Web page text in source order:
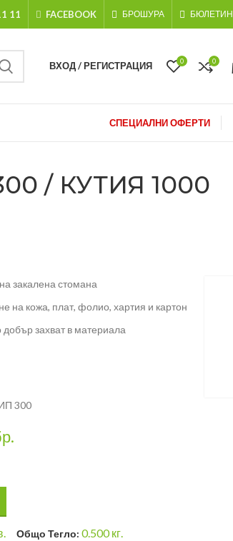
11 FACEBOOK БРОШУРА БЮЛЕТИН
ВХОД / РЕГИСТРАЦИЯ 0 0
СПЕЦИАЛНИ ОФЕРТИ
/ КУТИЯ 1000
закалена стомана
на кожа, плат, фолио, хартия и картон
захват в материала
300
Общо Тегло: 0.500кг.